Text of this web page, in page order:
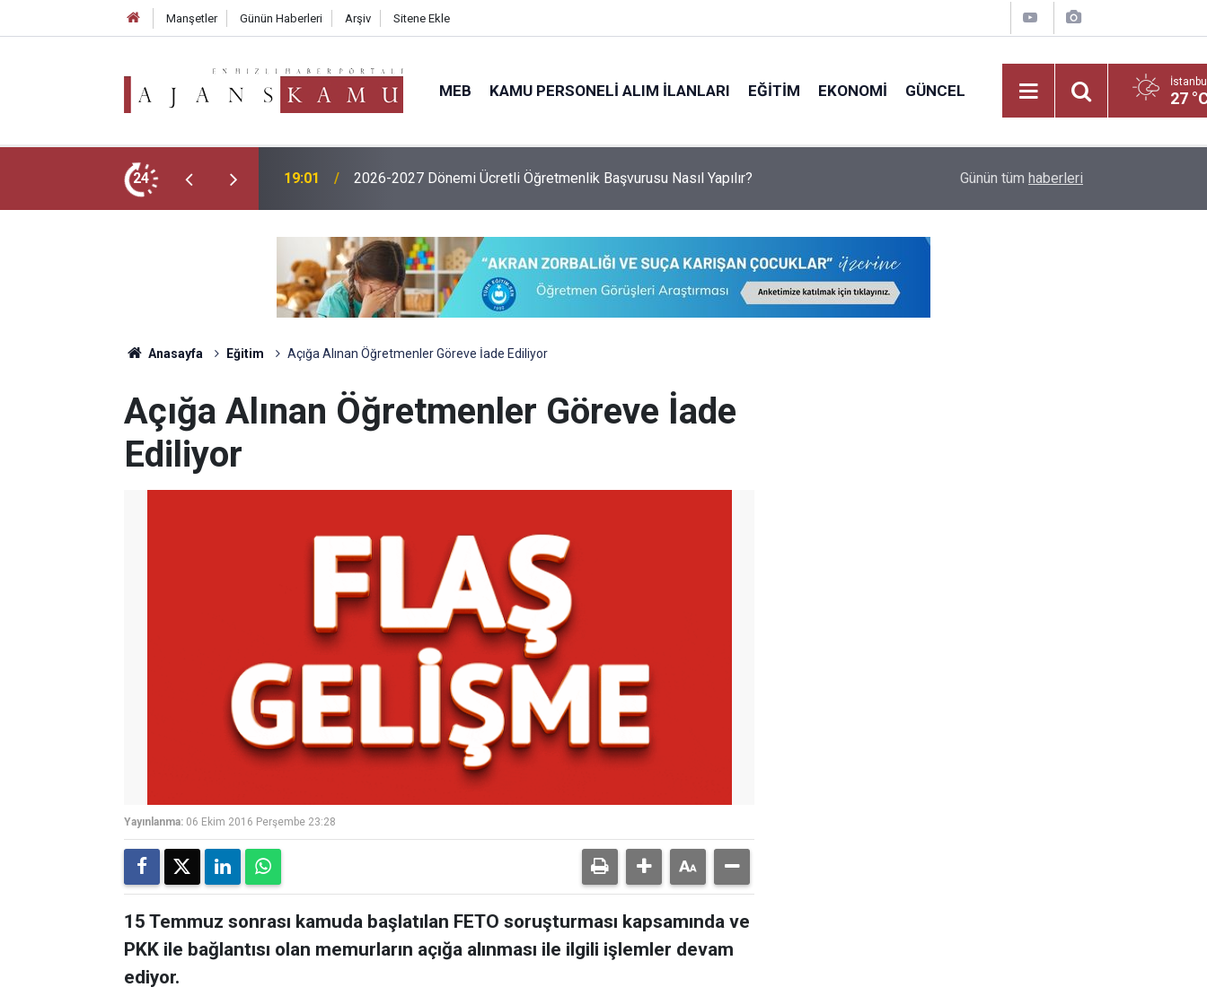
Manşetler Günün Haberleri Arşiv Sitene Ekle
MEB KAMU PERSONELI ALIM İLANLARI EĞITIM EKONOMI GÜNCEL 27
24
Başvurusu Nasıl Yapılır? 17:02
TMO 2026 Sezonu Fındık Alım Fiyatlarını Açıkladı: Giresun 255 TL, Levant
250 TL
Nereden Yapılacak?
Günün tüm haberleri
Anasayfa Eğitim Açığa Alınan Öğretmenler Göreve İade Ediliyor
Açığa Alınan Öğretmenler Göreve İade
Ediliyor
Yayınlanma: 06 Ekim 2016 Perşembe 23:28
15 Temmuz sonrası kamuda başlatılan FETO soruşturması kapsamında ve
PKK ile bağlantısı olan memurların açığa alınması ile ilgili işlemler devam
ediyor.